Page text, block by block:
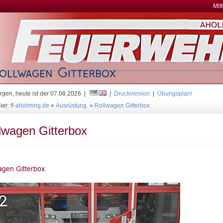
heute ist der 07.08.2026 | Druckversion
Übungsplan!
ff-aholming.de » Ausrüstung » Rollwagen Gitterbox
Gitterbox